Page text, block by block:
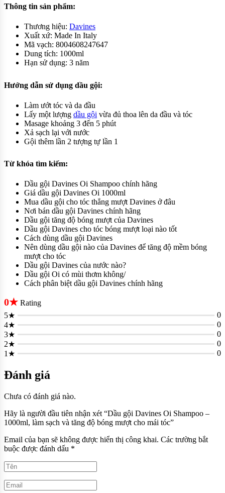
Thông tin sản phẩm:
Thương hiệu: Davines
Xuất xứ: Made In Italy
Mã vạch: 8004608247647
Dung tích: 1000ml
Hạn sử dụng: 3 năm
Hướng dẫn sử dụng dầu gội:
Làm ướt tóc và da đầu
Lấy một lượng dầu gội vừa đủ thoa lên da đầu và tóc
Masage khoảng 3 đến 5 phút
Xả sạch lại với nước
Gội thêm lần 2 tượng tự lần 1
Từ khóa tìm kiếm:
Dầu gội Davines Oi Shampoo chính hãng
Giá dầu gội Davines Oi 1000ml
Mua dầu gội cho tóc thẳng mượt Davines ở đâu
Nơi bán dầu gội Davines chính hãng
Dầu gội tăng độ bóng mượt của Davines
Dầu gội Davines cho tóc bóng mượt loại nào tốt
Cách dùng dầu gội Davines
Nên dùng dầu gội nào của Davines để tăng độ mềm bóng
mượt cho tóc
Dầu gội Davines của nước nào?
Dầu gội Oi có mùi thơm không/
Cách phân biệt dầu gội Davines chính hãng
0★ Rating
5★
0
4★
0
3★
0
2★
0
1★
0
Đánh giá
Chưa có đánh giá nào.
Hãy là người đầu tiên nhận xét “Dầu gội Davines Oi Shampoo –
1000ml, làm sạch và tăng độ bóng mượt cho mái tóc”
Email của bạn sẽ không được hiển thị công khai. Các trường bắt
buộc được đánh dấu *